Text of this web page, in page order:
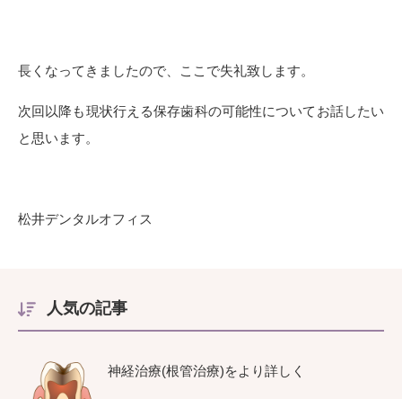
長くなってきましたので、ここで失礼致します。
次回以降も現状行える保存歯科の可能性についてお話したい
と思います。
松井デンタルオフィス
人気の記事
神経治療(根管治療)をより詳しく